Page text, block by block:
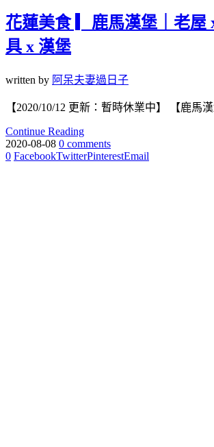
花蓮美食 ▎鹿馬漢堡｜老屋
具 x 漢堡
written by 阿呆夫妻過日子
【2020/10/12 更新：暫時休業中】 【鹿馬
Continue Reading
2020-08-08 0 comments
0 FacebookTwitterPinterestEmail